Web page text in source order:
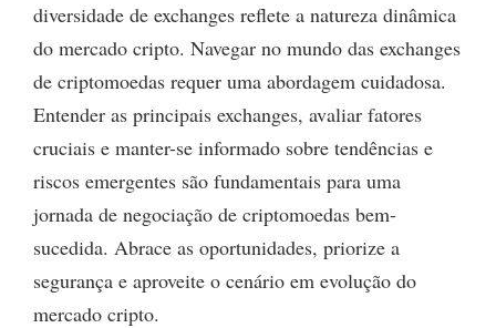
diversidade de exchanges reflete a natureza dinâmica
do mercado cripto. Navegar no mundo das exchanges
de criptomoedas requer uma abordagem cuidadosa.
Entender as principais exchanges, avaliar fatores
cruciais e manter-se informado sobre tendências e
riscos emergentes são fundamentais para uma
jornada de negociação de criptomoedas bem-
sucedida. Abrace as oportunidades, priorize a
segurança e aproveite o cenário em evolução do
mercado cripto.